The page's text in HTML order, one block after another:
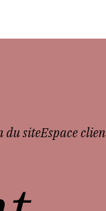
du siteEspace